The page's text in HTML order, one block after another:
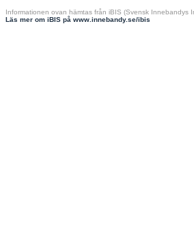
Informationen ovan hämtas från iBIS (Svensk Innebandys
Läs mer om iBIS på www.innebandy.se/ibis